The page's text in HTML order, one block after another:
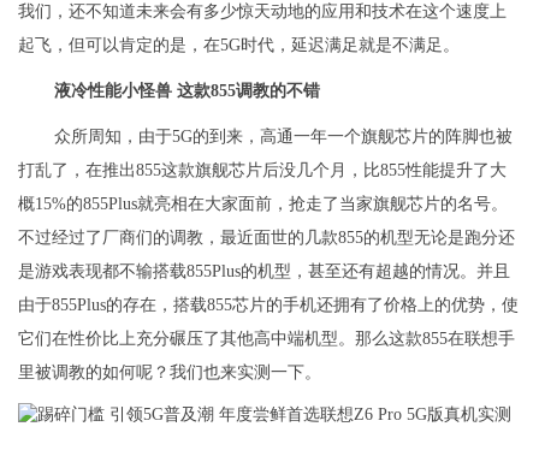
我们，还不知道未来会有多少惊天动地的应用和技术在这个速度上
起飞，但可以肯定的是，在5G时代，延迟满足就是不满足。
液冷性能小怪兽 这款855调教的不错
众所周知，由于5G的到来，高通一年一个旗舰芯片的阵脚也被
打乱了，在推出855这款旗舰芯片后没几个月，比855性能提升了大
概15%的855Plus就亮相在大家面前，抢走了当家旗舰芯片的名号。
不过经过了厂商们的调教，最近面世的几款855的机型无论是跑分还
是游戏表现都不输搭载855Plus的机型，甚至还有超越的情况。并且
由于855Plus的存在，搭载855芯片的手机还拥有了价格上的优势，使
它们在性价比上充分碾压了其他高中端机型。那么这款855在联想手
里被调教的如何呢？我们也来实测一下。